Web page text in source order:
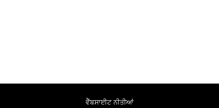
ਵੈੱਬਸਾਈਟ ਨੀਤੀਆਂ